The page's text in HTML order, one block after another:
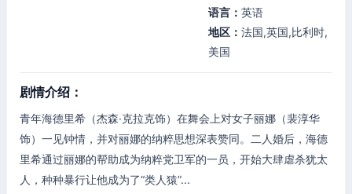
语言： 英语
地区： 法国,英国,比利时,
美国
剧情介绍：
青年海德里希（杰森·克拉克饰）在舞会上对女子丽娜（裴淳华
饰）一见钟情，并对丽娜的纳粹思想深表赞同。二人婚后，海德
里希通过丽娜的帮助成为纳粹党卫军的一员，开始大肆虐杀犹太
人，种种暴行让他成为了“类人猿”...